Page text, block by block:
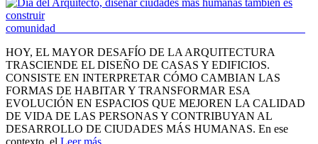
HOY, EL MAYOR DESAFÍO DE LA ARQUITECTURA
TRASCIENDE EL DISEÑO DE CASAS Y EDIFICIOS.
CONSISTE EN INTERPRETAR CÓMO CAMBIAN LAS
FORMAS DE HABITAR Y TRANSFORMAR ESA
EVOLUCIÓN EN ESPACIOS QUE MEJOREN LA CALIDAD
DE VIDA DE LAS PERSONAS Y CONTRIBUYAN AL
DESARROLLO DE CIUDADES MÁS HUMANAS. En ese